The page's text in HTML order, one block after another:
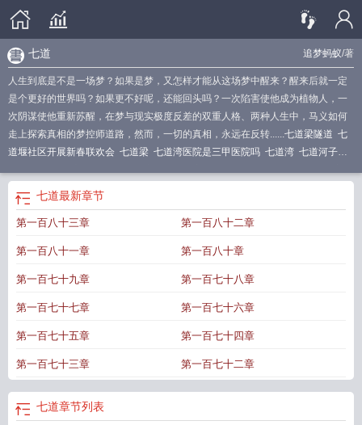
追梦蚂蚁/著
七道
人生到底是不是一场梦？如果是梦，又怎样才能从这场梦中醒来？醒来后就一定
是个更好的世界吗？如果更不好呢，还能回头吗？一次陷害使他成为植物人，一
次阴谋使他重新苏醒，在梦与现实极度反差的双重人格、两种人生中，马义如何
走上探索真相的梦控师道路，然而，一切的真相，永远在反转......七道梁隧道 七
道堰社区开展新春联欢会 七道梁 七道湾医院是三甲医院吗 七道湾 七道河子在
在哪里 七道射击命令他全部拒绝
吗 七下道德与法治电子课本
是什么意思七道沟风景区 七道粮酒业有限公司七道弹弹堂怀旧服
梁到兰州多长时间
七道泉子镇七上道法知识点
八打一数字七道河子属于哪个省市 七道湘小炒黄牛肉七道圣旨岳家亡是什么生
办趣味运动会
七道封印 七道彩虹 七道门 七道粮酒42度价格及图片
道河属于哪个镇七下道法电子书 七道德与法治电子课本
子版七道沟在哪里 七道江会议七道菜代表什么
院七道神圣火焰七道口在哪七道茶七道堰社区开展应急急救培训七道堰七
下道法知识点七道八的意思
瓶七道粮七道河子七上道德与法治电子课本七道街
七道最新章节
第一百八十三章 第一百八十二章
第一百八十一章 第一百八十章
第一百七十九章 第一百七十八章
第一百七十七章 第一百七十六章
第一百七十五章 第一百七十四章
第一百七十三章 第一百七十二章
七道章节列表